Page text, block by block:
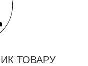
ТОВАРУ